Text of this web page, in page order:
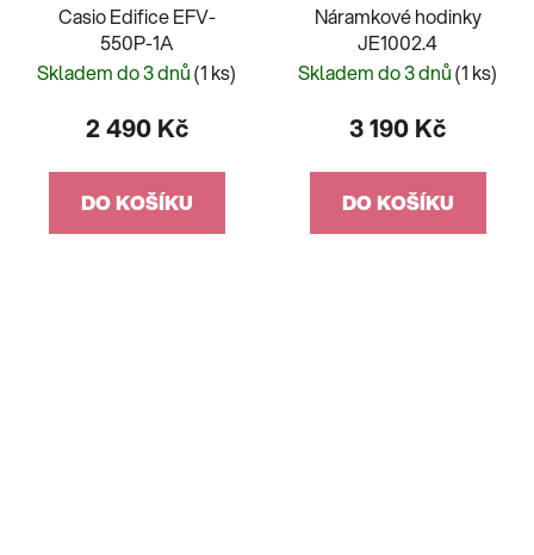
Casio Edifice EFV-
550P-1A
Skladem do 3 dnů(1 ks)
2 490 Kč
DO KOŠÍKU
Náramkové hodinky
JE1002.4
Skladem do 3 dnů(1 ks)
3 190 Kč
DO KOŠÍKU